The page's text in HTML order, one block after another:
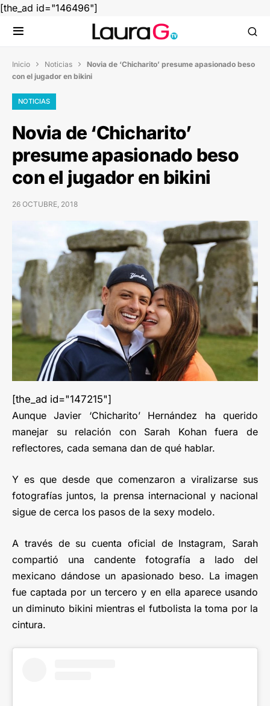
[the_ad id="146496"]
Inicio  Noticias  Novia de ‘Chicharito’ presume apasionado beso
con el jugador en bikini
NOTICIAS
Novia de ‘Chicharito’
presume apasionado beso
con el jugador en bikini
26 OCTUBRE, 2018
[the_ad id="147215"]
Aunque Javier ‘Chicharito’ Hernández ha querido
manejar su relación con Sarah Kohan fuera de
reflectores, cada semana dan de qué hablar.
Y es que desde que comenzaron a viralizarse sus
fotografías juntos, la prensa internacional y nacional
sigue de cerca los pasos de la sexy modelo.
A través de su cuenta oficial de Instagram, Sarah
compartió una candente fotografía a lado del
mexicano dándose un apasionado beso. La imagen
fue captada por un tercero y en ella aparece usando
un diminuto bikini mientras el futbolista la toma por la
cintura.